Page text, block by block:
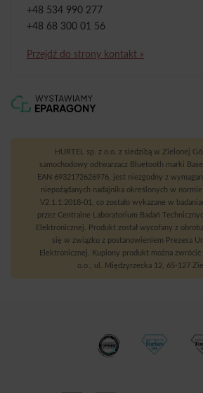
+48 534 990 277
+48 68 300 01 56
Przejdź do strony kontakt »
HURTEL sp. z o.o. z siedzibą w Zielonej
samochodowy odtwarzacz Bluetooth marki
EAN 6932172626976, jest niezgodny z
niepożądanych nadajnika określonych w
V2.1.1:2018-01, co zostało wykazane w
przez Centralne Laboratorium Badań
Elektronicznej. Produkt został wycofany z
się w związku z postanowieniem Prezesa
Elektronicznej. Kupiony produkt można zwrócić
o.o., ul. Międzyrzecka 12, 65-127